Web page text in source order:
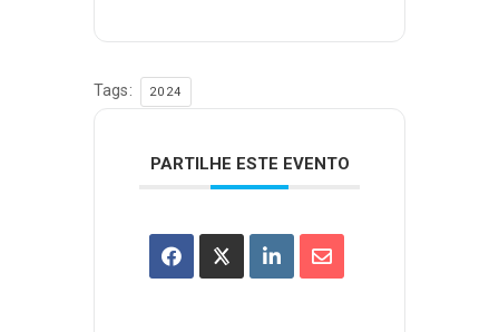
Tags: 2024
PARTILHE ESTE EVENTO